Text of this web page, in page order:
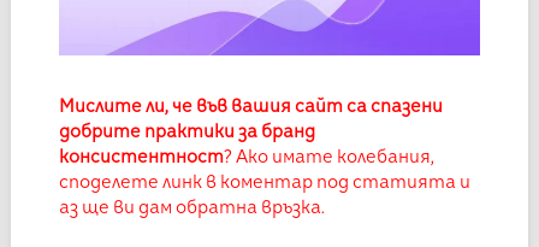
Мислите ли, че във вашия сайт са спазени
добрите практики за бранд
консистентност? Ако имате колебания,
споделете линк в коментар под статията и
аз ще ви дам обратна връзка.